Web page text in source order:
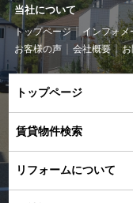
当社について
トップページ インフォ
お客様の声
会社概要
トップページ
賃貸物件検索
リフォームについて